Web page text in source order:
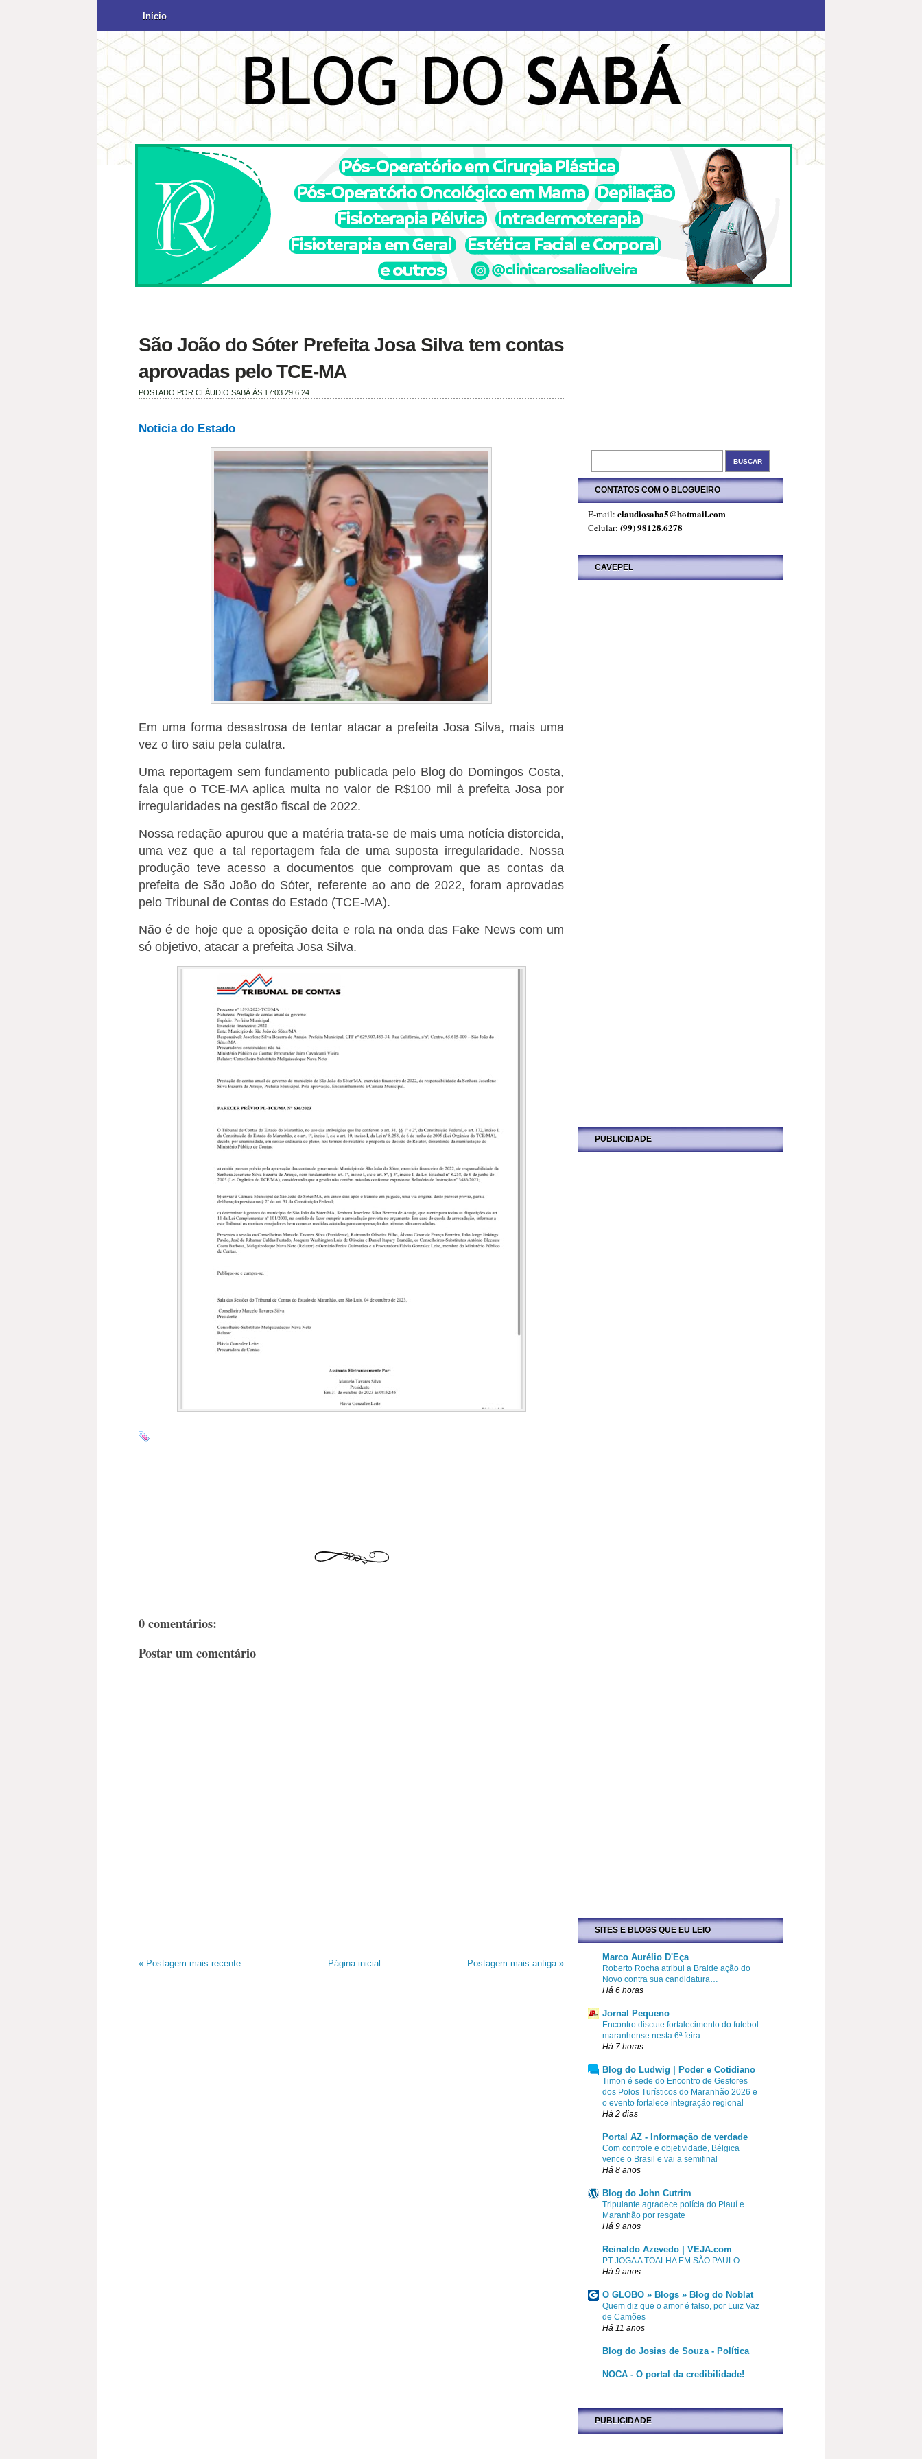
Início
São João do Sóter Prefeita Josa Silva tem contas
aprovadas pelo TCE-MA
POSTADO POR CLÁUDIO SABÁ ÀS 17:03 29.6.24
Noticia do Estado
Em uma forma desastrosa de tentar atacar a prefeita Josa Silva, mais uma
vez o tiro saiu pela culatra.
Uma reportagem sem fundamento publicada pelo Blog do Domingos Costa,
fala que o TCE-MA aplica multa no valor de R$100 mil à prefeita Josa por
irregularidades na gestão fiscal de 2022.
Nossa redação apurou que a matéria trata-se de mais uma notícia distorcida,
uma vez que a tal reportagem fala de uma suposta irregularidade. Nossa
produção teve acesso a documentos que comprovam que as contas da
prefeita de São João do Sóter, referente ao ano de 2022, foram aprovadas
pelo Tribunal de Contas do Estado (TCE-MA).
Não é de hoje que a oposição deita e rola na onda das Fake News com um
só objetivo, atacar a prefeita Josa Silva.
0 comentários:
Postar um comentário
« Postagem mais recente Postagem mais antiga »
Página inicial
CONTATOS COM O BLOGUEIRO
E-mail: claudiosaba5@hotmail.com
Celular: (99) 98128.6278
CAVEPEL
PUBLICIDADE
SITES E BLOGS QUE EU LEIO
Marco Aurélio D'Eça
Roberto Rocha atribui a Braide ação do
Novo contra sua candidatura…
Há 6 horas
Jornal Pequeno
Encontro discute fortalecimento do futebol
maranhense nesta 6ª feira
Há 7 horas
Blog do Ludwig | Poder e Cotidiano
Timon é sede do Encontro de Gestores
dos Polos Turísticos do Maranhão 2026 e
o evento fortalece integração regional
Há 2 dias
Portal AZ - Informação de verdade
Com controle e objetividade, Bélgica
vence o Brasil e vai a semifinal
Há 8 anos
Blog do John Cutrim
Tripulante agradece polícia do Piauí e
Maranhão por resgate
Há 9 anos
Reinaldo Azevedo | VEJA.com
PT JOGA A TOALHA EM SÃO PAULO
Há 9 anos
O GLOBO » Blogs » Blog do Noblat
Quem diz que o amor é falso, por Luiz Vaz
de Camões
Há 11 anos
Blog do Josias de Souza - Política
NOCA - O portal da credibilidade!
PUBLICIDADE